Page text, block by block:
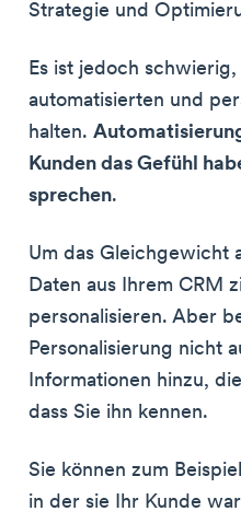
Strategie und
Es ist jedoch
automatisierten und
halten.
Kunden das Gefühl
sprechen.
Um das Gleichgewicht
Daten aus Ihrem CRM
personalisieren. Aber
Personalisierung nicht
Informationen hinzu,
dass Sie ihn kennen.
Sie können zum
in der sie Ihr Kunde